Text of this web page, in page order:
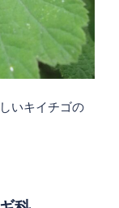
いキイチゴの